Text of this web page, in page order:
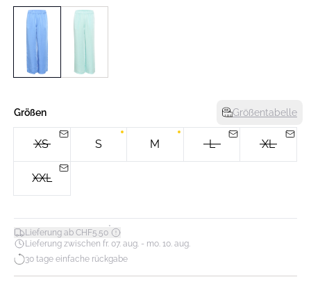
Größen Größentabelle
XS S M L XL
XXL
Lieferung ab CHF5.50*
Lieferung zwischen fr. 07. aug. - mo. 10. aug.
30 tage einfache rückgabe